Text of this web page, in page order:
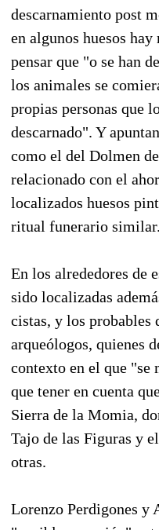
descarnamiento post
en algunos huesos
pensar que "o se han
los animales se
propias personas que
descarnado". Y
como el del Dolmen
relacionado con el
localizados huesos
ritual funerario similar.
En los alrededores de
sido localizadas
cistas, y los probables
arqueólogos, quienes
contexto en el que
que tener en cuenta
Sierra de la Momia,
Tajo de las Figuras y
otras.
Lorenzo Perdigones y